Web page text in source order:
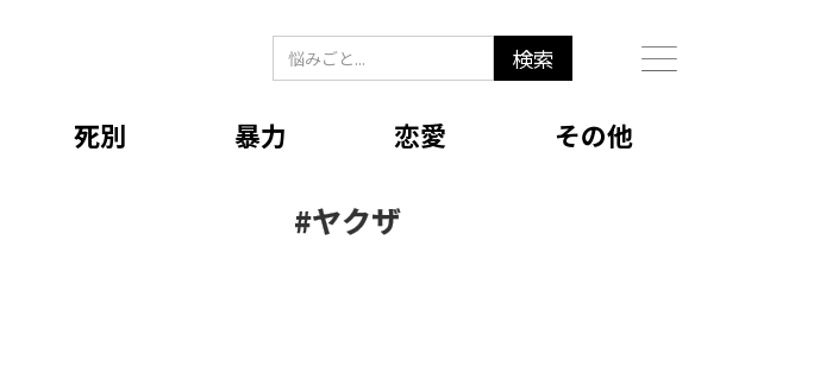
死別 暴力 恋愛 その他
#ヤクザ